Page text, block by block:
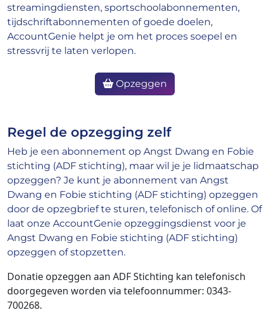
streamingdiensten, sportschoolabonnementen,
tijdschriftabonnementen of goede doelen,
AccountGenie helpt je om het proces soepel en
stressvrij te laten verlopen.
Opzeggen
Regel de opzegging zelf
Heb je een abonnement op Angst Dwang en Fobie
stichting (ADF stichting), maar wil je je lidmaatschap
opzeggen? Je kunt je abonnement van Angst
Dwang en Fobie stichting (ADF stichting) opzeggen
door de opzegbrief te sturen, telefonisch of online. Of
laat onze AccountGenie opzeggingsdienst voor je
Angst Dwang en Fobie stichting (ADF stichting)
opzeggen of stopzetten.
Donatie opzeggen aan ADF Stichting kan telefonisch
doorgegeven worden via telefoonnummer: 0343-
700268.